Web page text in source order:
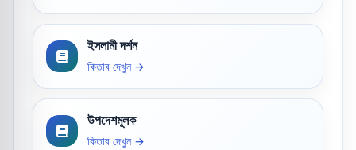
ইসলামী দর্শন
কিতাব দেখুন →
উপদেশমূলক
কিতাব দেখুন →